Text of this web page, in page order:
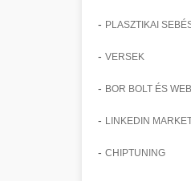
- PLASZTIKAI
- VERSEK
- BOR BOLT ÉS
- LINKEDIN
- CHIPTUNING